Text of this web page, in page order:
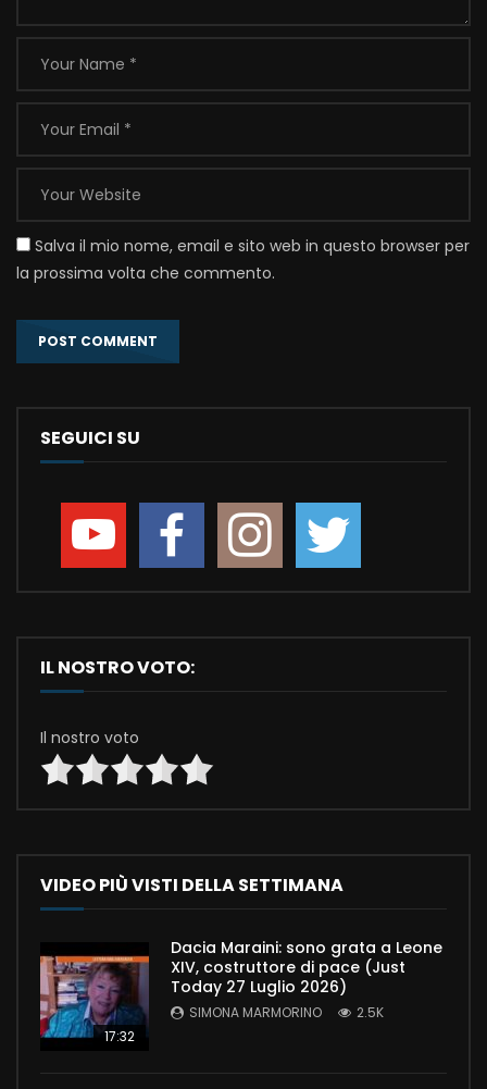
Salva il mio nome, email e sito web in questo browser per
la prossima volta che commento.
SEGUICI SU
IL NOSTRO VOTO:
Il nostro voto
VIDEO PIÙ VISTI DELLA SETTIMANA
17:32
Dacia Maraini: sono grata a Leone
XIV, costruttore di pace (Just
Today 27 Luglio 2026)
SIMONA MARMORINO 2.5K